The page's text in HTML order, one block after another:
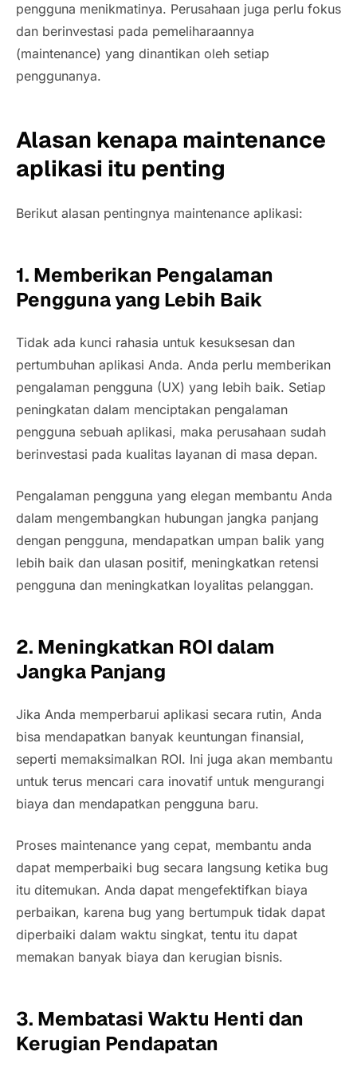
pengguna menikmatinya. Perusahaan juga perlu fokus
dan berinvestasi pada pemeliharaannya
(maintenance) yang dinantikan oleh setiap
penggunanya.
Alasan kenapa maintenance
aplikasi itu penting
Berikut alasan pentingnya maintenance aplikasi:
1. Memberikan Pengalaman
Pengguna yang Lebih Baik
Tidak ada kunci rahasia untuk kesuksesan dan
pertumbuhan aplikasi Anda. Anda perlu memberikan
pengalaman pengguna (UX) yang lebih baik. Setiap
peningkatan dalam menciptakan pengalaman
pengguna sebuah aplikasi, maka perusahaan sudah
berinvestasi pada kualitas layanan di masa depan.
Pengalaman pengguna yang elegan membantu Anda
dalam mengembangkan hubungan jangka panjang
dengan pengguna, mendapatkan umpan balik yang
lebih baik dan ulasan positif, meningkatkan retensi
pengguna dan meningkatkan loyalitas pelanggan.
2. Meningkatkan ROI dalam
Jangka Panjang
Jika Anda memperbarui aplikasi secara rutin, Anda
bisa mendapatkan banyak keuntungan finansial,
seperti memaksimalkan ROI. Ini juga akan membantu
untuk terus mencari cara inovatif untuk mengurangi
biaya dan mendapatkan pengguna baru.
Proses maintenance yang cepat, membantu anda
dapat memperbaiki bug secara langsung ketika bug
itu ditemukan. Anda dapat mengefektifkan biaya
perbaikan, karena bug yang bertumpuk tidak dapat
diperbaiki dalam waktu singkat, tentu itu dapat
memakan banyak biaya dan kerugian bisnis.
3. Membatasi Waktu Henti dan
Kerugian Pendapatan